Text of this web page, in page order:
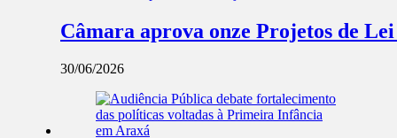
Câmara aprova onze Projetos de
30/06/2026